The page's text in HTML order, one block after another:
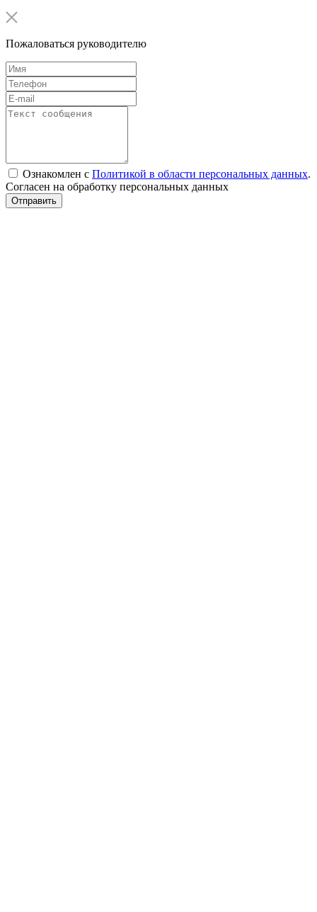
Пожаловаться руководителю
Ознакомлен с Политикой в области персональных данных.
Согласен на обработку персональных данных
Отправить